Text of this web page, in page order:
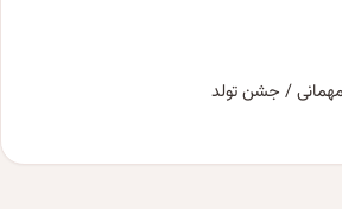
مهمانی / جشن تولد